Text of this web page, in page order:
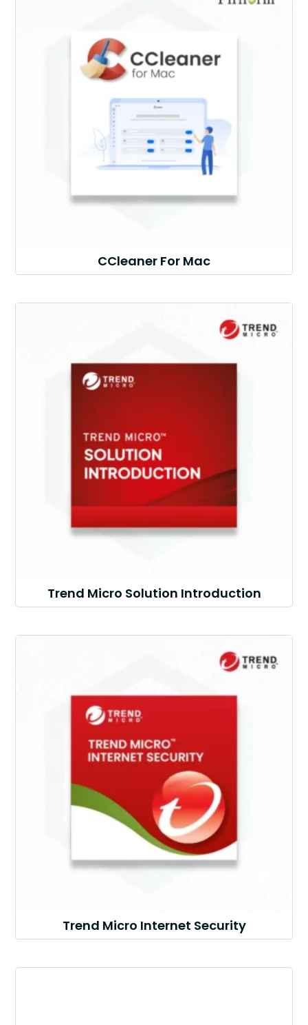
CCleaner For Mac
Trend Micro Solution Introduction
Trend Micro Internet Security